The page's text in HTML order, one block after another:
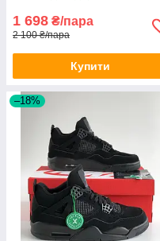
1 698 ₴/пара
2 100 ₴/пара
Купити
–18%